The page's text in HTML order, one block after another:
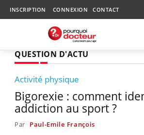
INSCRIPTION CONNEXION CONTACT
QUESTION D'ACTU
Activité physique
Bigorexie : comment
addiction au sport ?
Par Paul-Emile François